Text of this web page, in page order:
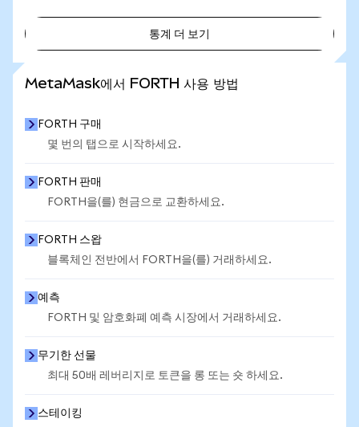
통계 더 보기
MetaMask에서 FORTH 사용 방법
FORTH 구매
몇 번의 탭으로 시작하세요.
FORTH 판매
FORTH을(를) 현금으로 교환하세요.
FORTH 스왑
블록체인 전반에서 FORTH을(를) 거래하세요.
예측
FORTH 및 암호화폐 예측 시장에서 거래하세요.
무기한 선물
최대 50배 레버리지로 토큰을 롱 또는 숏 하세요.
스테이킹